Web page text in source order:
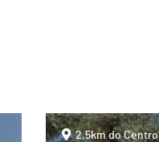
page2,5km do